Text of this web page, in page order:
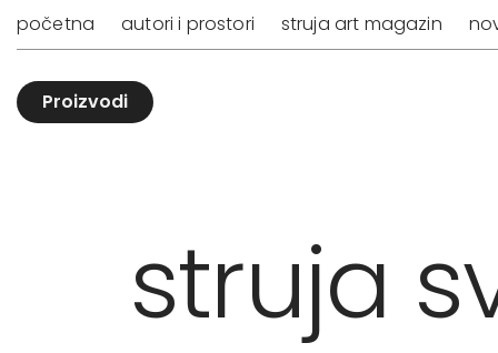
početna autori i prostori struja art magazin
Proizvodi
struja